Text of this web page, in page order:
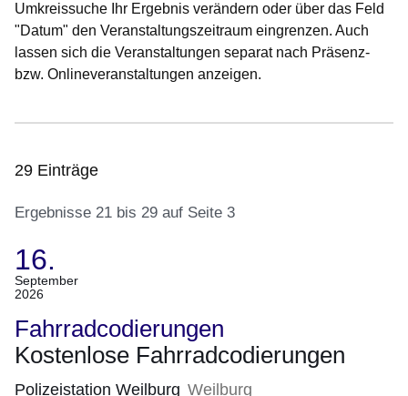
Umkreissuche Ihr Ergebnis verändern oder über das Feld
"Datum" den Veranstaltungszeitraum eingrenzen. Auch
lassen sich die Veranstaltungen separat nach Präsenz-
bzw. Onlineveranstaltungen anzeigen.
29 Einträge
Ergebnisse 21 bis 29 auf Seite 3
:29
Ergebnisse:Ergebnisse
auf
16.
September
2026
(Termin:
16.
September
Fahrradcodierungen
Kostenlose Fahrradcodierungen
Polizeistation Weilburg Weilburg